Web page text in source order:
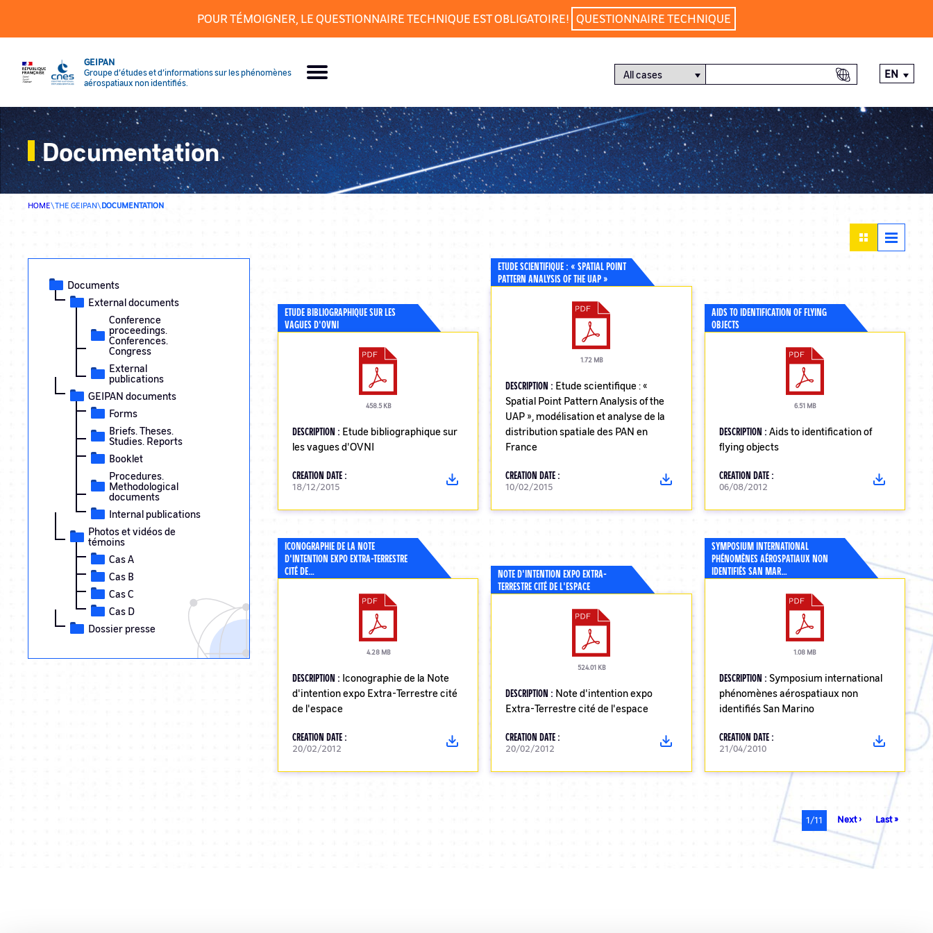
POUR TÉMOIGNER, LE QUESTIONNAIRE TECHNIQUE EST OBLIGATOIRE! QUESTIONNAIRE TECHNIQUE
GEIPAN
Groupe d’études et d’informations sur les phénomènes
aérospatiaux non identifiés.
EN
Documentation
HOME\THE GEIPAN\DOCUMENTATION
Documents
External documents
Conference
proceedings.
Conferences.
Congress
External
publications
GEIPAN documents
Forms
Briefs. Theses.
Studies. Reports
Booklet
Procedures.
Methodological
documents
Internal publications
Photos et vidéos de
témoins
Cas A
Cas B
Cas C
Cas D
Dossier presse
ETUDE BIBLIOGRAPHIQUE SUR LES
VAGUES D'OVNI
458.5 KB
DESCRIPTION : Etude bibliographique sur
les vagues d'OVNI
CREATION DATE :
18/12/2015
ETUDE SCIENTIFIQUE : « SPATIAL POINT
PATTERN ANALYSIS OF THE UAP »
1.72 MB
DESCRIPTION : Etude scientifique : «
Spatial Point Pattern Analysis of the
UAP », modélisation et analyse de la
distribution spatiale des PAN en
France
CREATION DATE :
10/02/2015
AIDS TO IDENTIFICATION OF FLYING
OBJECTS
6.51 MB
DESCRIPTION : Aids to identification of
flying objects
CREATION DATE :
06/08/2012
ICONOGRAPHIE DE LA NOTE
D'INTENTION EXPO EXTRA-TERRESTRE
CITÉ DE…
4.28 MB
DESCRIPTION : Iconographie de la Note
d'intention expo Extra-Terrestre cité
de l'espace
CREATION DATE :
20/02/2012
NOTE D'INTENTION EXPO EXTRA-
TERRESTRE CITÉ DE L'ESPACE
524.01 KB
DESCRIPTION : Note d'intention expo
Extra-Terrestre cité de l'espace
CREATION DATE :
20/02/2012
SYMPOSIUM INTERNATIONAL
PHÉNOMÈNES AÉROSPATIAUX NON
IDENTIFIÉS SAN MAR…
1.08 MB
DESCRIPTION : Symposium international
phénomènes aérospatiaux non
identifiés San Marino
CREATION DATE :
21/04/2010
Current
page
1/11
Next
page
Next ›
Last
page
Last »